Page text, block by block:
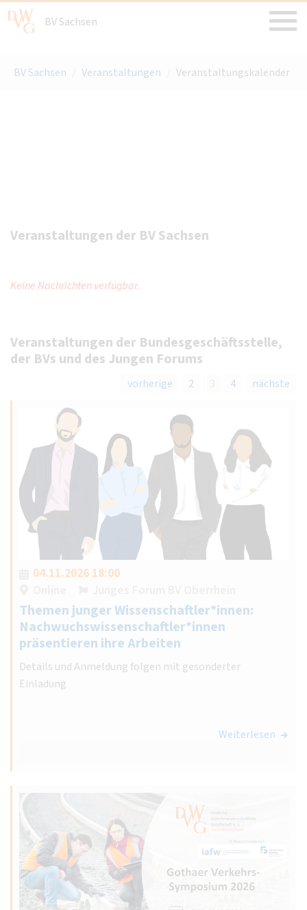
BV Sachsen
BV Sachsen Veranstaltungen Veranstaltungskalender
Veranstaltungen der BV Sachsen
Keine Nachrichten verfügbar.
Veranstaltungen der Bundesgeschäftsstelle,
der BVs und des Jungen Forums
vorherige 2 3 4 nächste
04.11.2026 18:00
Themen junger Wissenschaftler*innen:
Nachwuchswissenschaftler*innen
präsentieren ihre Arbeiten
Details und Anmeldung folgen mit gesonderter
Einladung
Weiterlesen